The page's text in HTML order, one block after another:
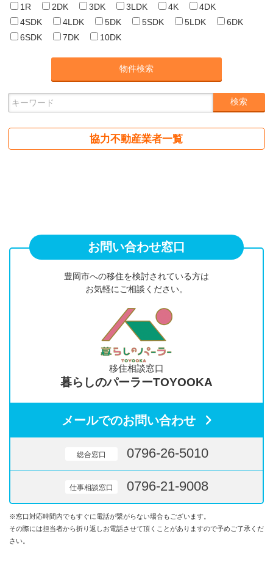
1R 2DK 3DK 3LDK 4K
4DK
4SDK
4LDK 5DK 5SDK 5LDK
6DK
6SDK
7DK 10DK
協力不動産業者一覧
お問い合わせ窓口
豊岡市への移住を検討されている方は
お気軽にご相談ください。
移住相談窓口
暮らしのパーラーTOYOOKA
メールでのお問い合わせ
総合窓口 0796-26-5010
仕事相談窓口 0796-21-9008
※窓口対応時間内でもすぐに電話が繋がらない場合もございます。
その際には担当者から折り返しお電話させて頂くことがありますので予めご了承くだ
さい。